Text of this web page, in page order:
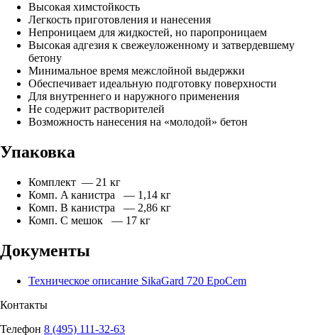
Высокая химстойкость
Легкость приготовления и нанесения
Непроницаем для жидкостей, но паропроницаем
Высокая адгезия к свежеуложенному и затвердевшему
бетону
Минимальное время межслойной выдержки
Обеспечивает идеальную подготовку поверхности
Для внутреннего и наружного применения
Не содержит растворителей
Возможность нанесения на «молодой» бетон
Упаковка
Комплект — 21 кг
Комп. A канистра — 1,14 кг
Комп. B канистра — 2,86 кг
Комп. C мешок — 17 кг
Документы
Техническое описание SikaGard 720 EpoCem
Контакты
Телефон 8 (495) 111-32-63